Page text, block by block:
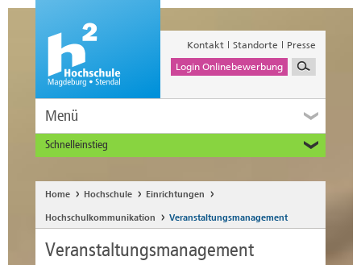
Kontakt Standorte
Presse
Login Onlinebewerbung
Menü
Schnelleinstieg
Alumni
Unternehmen und Institutionen
Studierende
Beschäftigte
Home Hochschule Einrichtungen
Hochschulkommunikation Veranstaltungsmanagement
Veranstaltungsmanagement